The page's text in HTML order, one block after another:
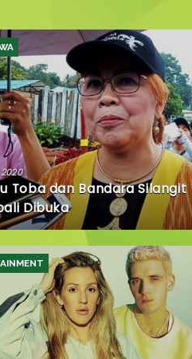
Toba dan Bandara Silangit
Dibuka